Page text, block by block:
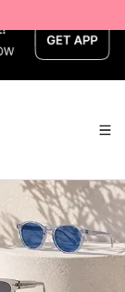
تاجر — Home page default h1 desc